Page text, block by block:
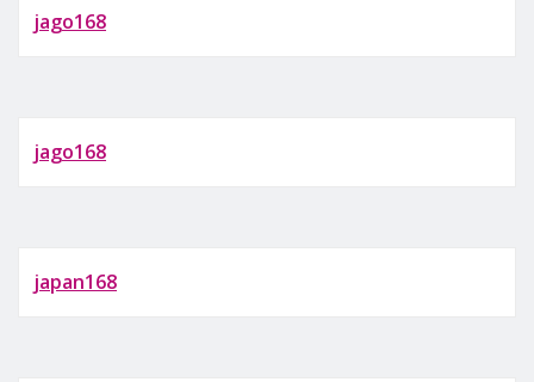
jago168
jago168
japan168